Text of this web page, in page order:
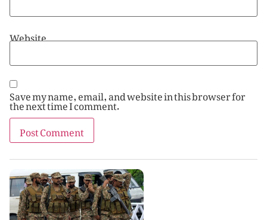
Website
Save my name, email, and website in this browser for
the next time I comment.